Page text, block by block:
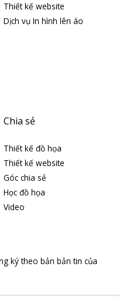
Thiết kế website
Dịch vụ In hình lên áo
Chia sẻ
Thiết kế đồ họa
Thiết kế website
Góc chia sẻ
Học đồ họa
Video
ký theo bản bản tin của